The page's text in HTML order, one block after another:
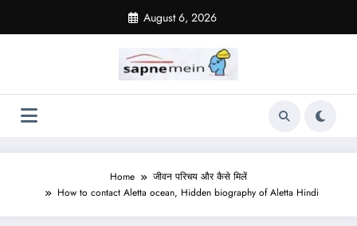
content
August 6, 2026
Home
जीवन परिचय और कैसे मिलें
How to contact Aletta ocean, Hidden biography of Aletta Hindi